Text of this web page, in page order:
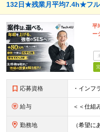
132日★残業月平均7.4h★フ
平
ー
応募資格
給与
勤務地